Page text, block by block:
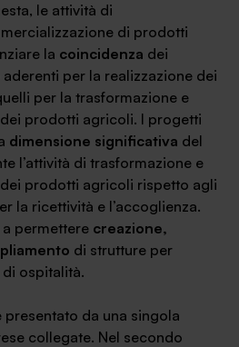
le attività di
di prodotti
la coincidenza dei
per la realizzazione dei
per la trasformazione e
prodotti agricoli. I progetti
dimensione significativa del
l’attività di trasformazione e
prodotti agricoli rispetto agli
la ricettività e l’accoglienza.
permettere creazione,
di strutture per
di ospitalità.
da una singola
collegate. Nel secondo